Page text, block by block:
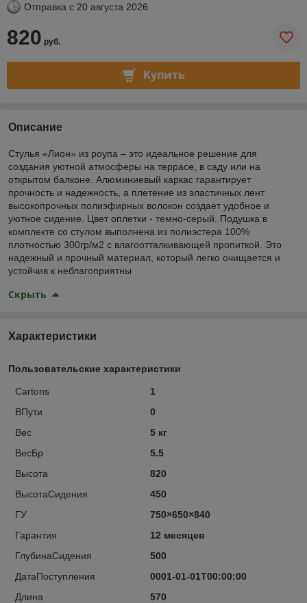
Отправка с 20 августа 2026
820 руб.
Купить
Описание
Cтулья «Лион» из роупа – это идеальное решение для
создания уютной атмосферы на террасе, в саду или на
открытом балконе. Алюминиевый каркас гарантирует
прочность и надежность, а плетение из эластичных лент
высокопрочных полиэфирных волокон создает удобное и
уютное сидение. Цвет оплетки - темно-серый. Подушка в
комплекте со стулом выполнена из полиэстера 100%
плотностью 300гр/м2 с влагоотталкивающей пропиткой. Это
надежный и прочный материал, который легко очищается и
устойчив к неблагоприятны
Скрыть
Характеристики
Пользовательские характеристики
Cartons
1
ВПути
0
Вес
5 кг
ВесБр
5.5
Высота
820
ВысотаСидения
450
ГУ
750×650×840
Гарантия
12 месяцев
ГлубинаСидения
500
ДатаПоступления
0001-01-01T00:00:00
Длина
570